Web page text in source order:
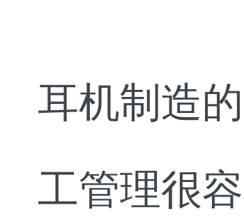
耳机制造
工管理很